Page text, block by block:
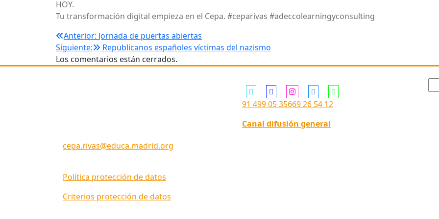
HOY.
Tu transformación digital empieza en el Cepa. #ceparivas #adeccolearningyconsulting
Navegación
de
Anterior: Jornada de puertas abiertas
Siguiente:
Republicanos españoles víctimas del nazismo
Los comentarios están cerrados.
cepa.rivas@educa.madrid.org
Política protección de datos
Criterios protección de datos
91 499 05 35669 26 54 12
Canal difusión general